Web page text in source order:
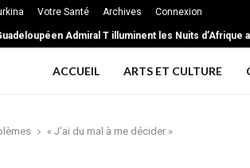
Votre Santé Archives Connexion
Admiral T illuminent les Nuits d’Afrique
isolement, jalousie extrême … les signes d’une
ACCUEIL ARTS ET CULTURE
« J’ai du mal à me décider »